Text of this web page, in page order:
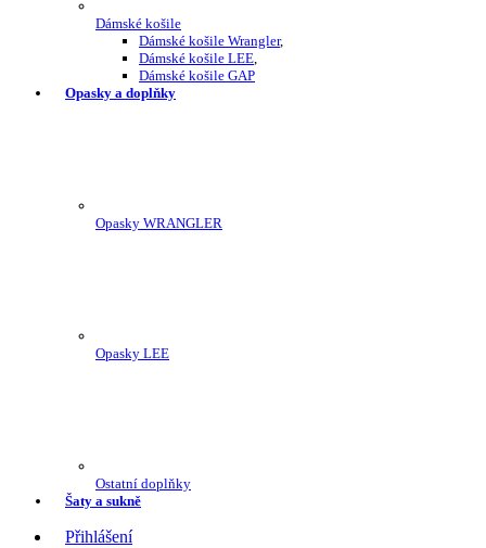
Dámské košile
Dámské košile Wrangler,
Dámské košile LEE,
Dámské košile GAP
Opasky a doplňky
Opasky WRANGLER
Opasky LEE
Ostatní doplňky
Šaty a sukně
Přihlášení